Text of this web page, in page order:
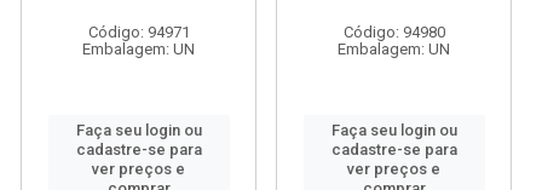
Código: 94971
Embalagem: UN
Faça seu login ou
cadastre-se para
ver preços e
Código: 94980
Embalagem: UN
Faça seu login ou
cadastre-se para
ver preços e